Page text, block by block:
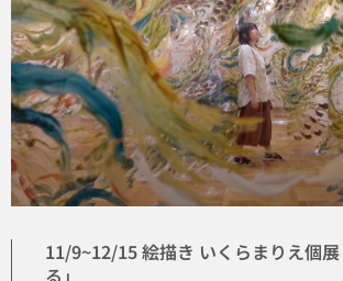
11/9~12/15 絵描き いくらまりえ個
る」